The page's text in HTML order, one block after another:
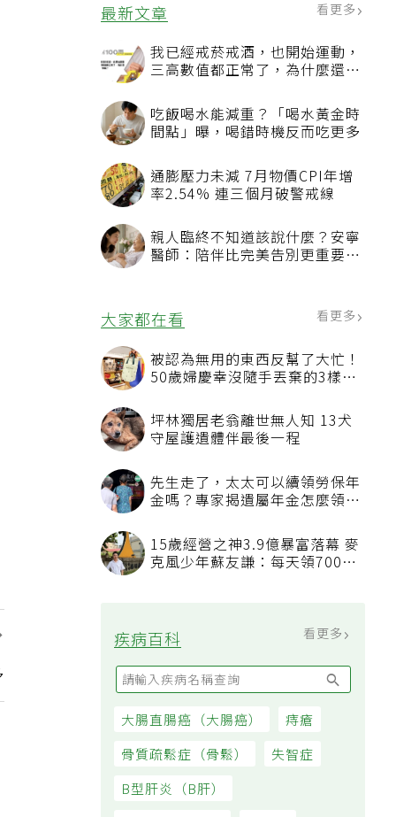
最新文章 看更多
我已經戒菸戒酒，也開始運動，
三高數值都正常了，為什麼還不
吃飯喝水能減重？「喝水黃金時
間點」曝，喝錯時機反而吃更多
通膨壓力未減 7月物價CPI年增
率2.54% 連三個月破警戒線
親人臨終不知道該說什麼？安寧
醫師：陪伴比完美告別更重要，
大家都在看
被認為無用的東西反幫了大忙！
50歲婦慶幸沒隨手丟棄的3樣物
坪林獨居老翁離世無人知 13犬
守屋護遺體伴最後一程
先生走了，太太可以續領勞保年
15歲經營之神3.9億暴富落幕 麥
克風少年蘇友謙：每天領700元
疾病百科